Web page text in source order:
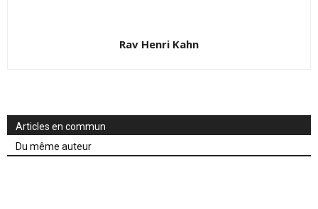
Rav Henri Kahn
Articles en commun
Du même auteur